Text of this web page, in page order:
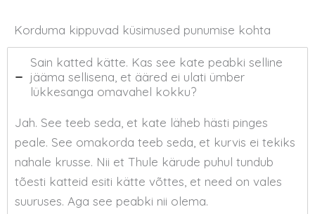
Korduma kippuvad küsimused punumise kohta
Sain katted kätte. Kas see kate peabki selline
jääma sellisena, et ääred ei ulati ümber
lükkesanga omavahel kokku?
Jah. See teeb seda, et kate läheb hästi pinges
peale. See omakorda teeb seda, et kurvis ei tekiks
nahale krusse. Nii et Thule kärude puhul tundub
tõesti katteid esiti kätte võttes, et need on vales
suuruses. Aga see peabki nii olema.